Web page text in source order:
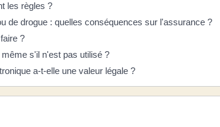
les règles ?
de drogue : quelles conséquences sur l'assurance ?
?
s'il n'est pas utilisé ?
a-t-elle une valeur légale ?